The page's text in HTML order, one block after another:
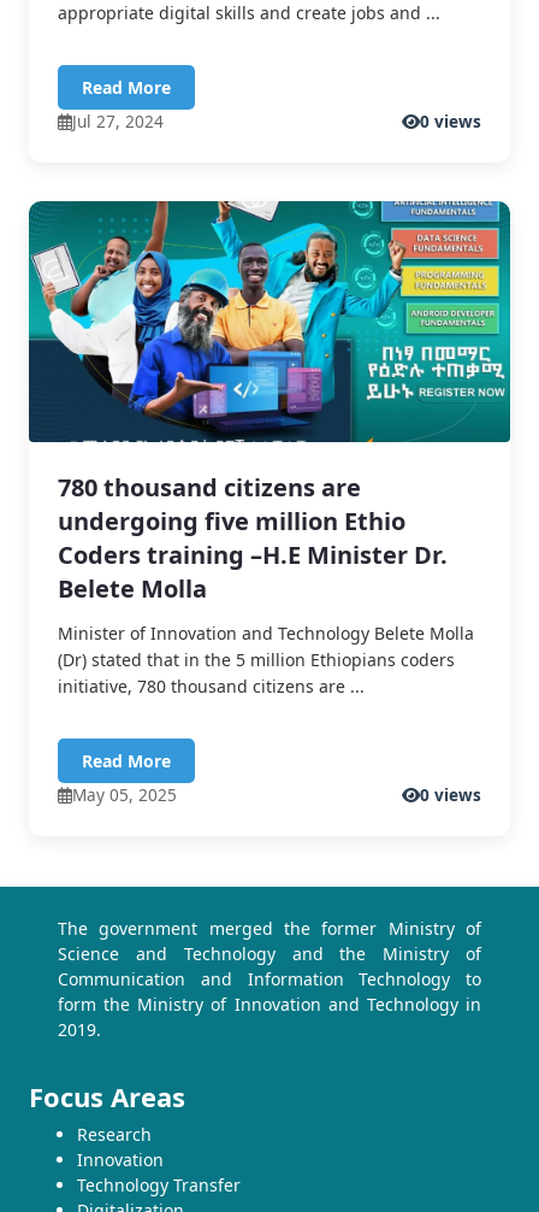
appropriate digital skills and create jobs and ...
Read More
Jul 27, 2024
0 views
780 thousand citizens are
undergoing five million Ethio
Coders training –H.E Minister Dr.
Belete Molla
Minister of Innovation and Technology Belete Molla
(Dr) stated that in the 5 million Ethiopians coders
initiative, 780 thousand citizens are ...
Read More
May 05, 2025
0 views
The government merged the former Ministry of
Science and Technology and the Ministry of
Communication and Information Technology to
form the Ministry of Innovation and Technology in
2019.
Focus Areas
Research
Innovation
Technology Transfer